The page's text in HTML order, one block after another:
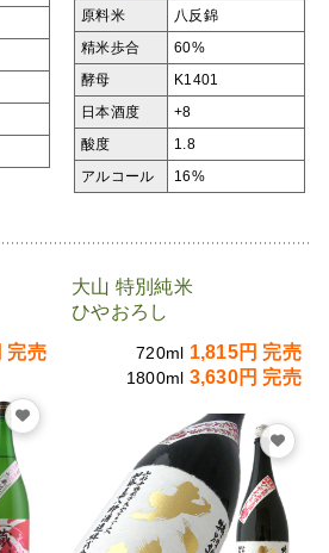
原料米 八反錦
精米歩合 60%
酵母 K1401
日本酒度 +8
酸度 1.8
アルコール 16%
完売
大山 特別純米
ひやおろし
720ml 1,815円 完売
1800ml 3,630円 完売